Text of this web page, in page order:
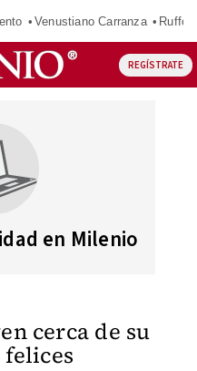
Venustiano Carranza Ruffo
REGÍSTRATE
en Milenio
cerca de su